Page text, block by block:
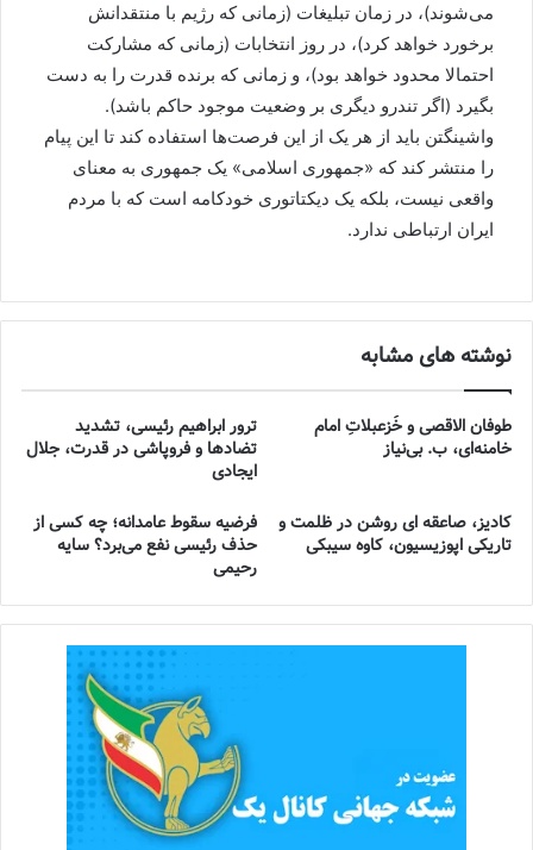
می‌شوند)، در زمان تبلیغات (زمانی که رژیم با منتقدانش
برخورد خواهد کرد)، در روز انتخابات (زمانی که مشارکت
احتمالا محدود خواهد بود)، و زمانی که برنده قدرت را به دست
بگیرد (اگر تندرو دیگری بر وضعیت موجود حاکم باشد).
واشینگتن باید از هر یک از این فرصت‌ها استفاده کند تا این پیام
را منتشر کند که «جمهوری اسلامی» یک جمهوری به معنای
واقعی نیست، بلکه یک دیکتاتوری خودکامه است که با مردم
ایران ارتباطی ندارد.
نوشته های مشابه
طوفان الاقصی و خُزعبلاتِ امام
خامنه‌ای، ب. بی‌نیاز
ترور ابراهیم رئیسی، تشدید
تضادها و فروپاشی در قدرت، جلال
ایجادی
کادیز، صاعقه ای روشن در ظلمت و
تاریکی اپوزیسیون، کاوه سیبکی
فرضیه سقوط عامدانه؛ چه کسی از
حذف رئیسی نفع می‌برد؟ سایه
رحیمی